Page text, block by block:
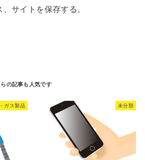
サイトを保存する。
ガス製品 未分類